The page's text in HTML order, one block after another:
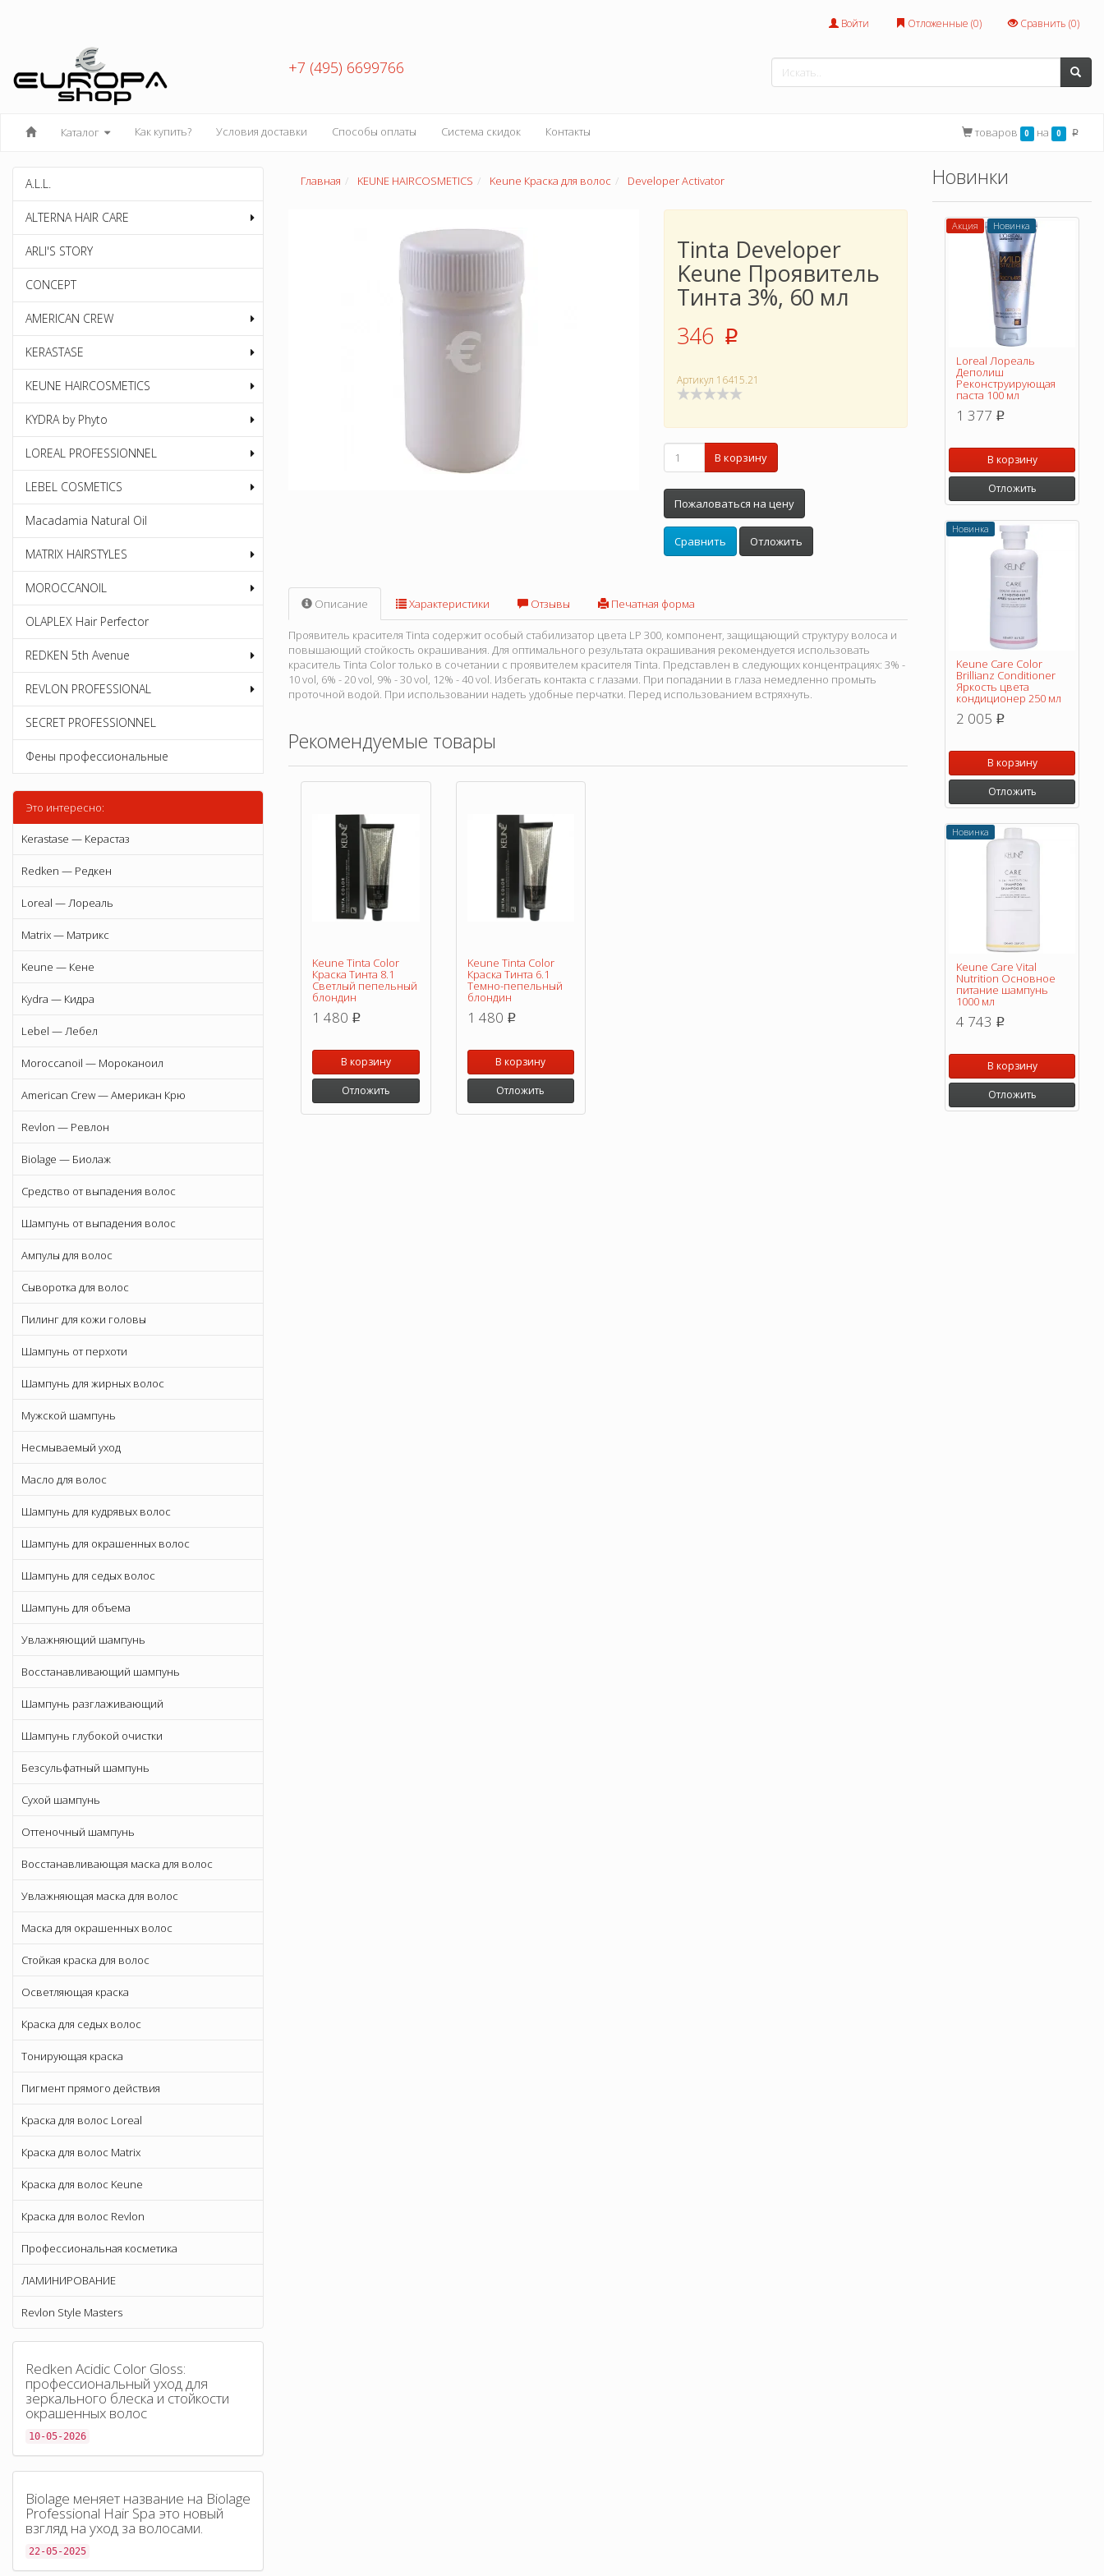
Войти Отложенные (0) Сравнить (0)
+7 (495) 6699766
Каталог Как купить? Условия доставки Способы оплаты Система скидок Контакты товаров 0 на 0 p
A.L.L.
ALTERNA HAIR CARE
ARLI'S STORY
CONCEPT
AMERICAN CREW
KERASTASE
KEUNE HAIRCOSMETICS
KYDRA by Phyto
LOREAL PROFESSIONNEL
LEBEL COSMETICS
Macadamia Natural Oil
MATRIX HAIRSTYLES
MOROCCANOIL
OLAPLEX Hair Perfector
REDKEN 5th Avenue
REVLON PROFESSIONAL
SECRET PROFESSIONNEL
Фены профессиональные
Это интересно:
Kerastase — Керастаз
Redken — Редкен
Loreal — Лореаль
Matrix — Матрикс
Keune — Кене
Kydra — Кидра
Lebel — Лебел
Moroccanoil — Мороканоил
American Crew — Американ Крю
Revlon — Ревлон
Biolage — Биолаж
Средство от выпадения волос
Шампунь от выпадения волос
Ампулы для волос
Сыворотка для волос
Пилинг для кожи головы
Шампунь от перхоти
Шампунь для жирных волос
Мужской шампунь
Несмываемый уход
Масло для волос
Шампунь для кудрявых волос
Шампунь для окрашенных волос
Шампунь для седых волос
Шампунь для объема
Увлажняющий шампунь
Восстанавливающий шампунь
Шампунь разглаживающий
Шампунь глубокой очистки
Безсульфатный шампунь
Сухой шампунь
Оттеночный шампунь
Восстанавливающая маска для волос
Увлажняющая маска для волос
Маска для окрашенных волос
Стойкая краска для волос
Осветляющая краска
Краска для седых волос
Тонирующая краска
Пигмент прямого действия
Краска для волос Loreal
Краска для волос Matrix
Краска для волос Keune
Краска для волос Revlon
Профессиональная косметика
ЛАМИНИРОВАНИЕ
Revlon Style Masters
Redken Acidic Color Gloss:
профессиональный уход для
зеркального блеска и стойкости
окрашенных волос
10-05-2026
Biolage меняет название на Biolage
Professional Hair Spa это новый
взгляд на уход за волосами.
22-05-2025
Главная KEUNE HAIRCOSMETICS Keune Краска для волос Developer Activator
Tinta Developer
Keune Проявитель
Тинта 3%, 60 мл
346 p
Артикул 16415.21
В корзину
Пожаловаться на цену
Сравнить Отложить
Описание Характеристики Отзывы Печатная форма
Проявитель красителя Tinta содержит особый стабилизатор цвета LP 300, компонент, защищающий структуру волоса и
повышающий стойкость окрашивания. Для оптимального результата окрашивания рекомендуется использовать
краситель Tinta Color только в сочетании с проявителем красителя Tinta. Представлен в следующих концентрациях: 3% -
10 vol, 6% - 20 vol, 9% - 30 vol, 12% - 40 vol. Избегать контакта с глазами. При попадании в глаза немедленно промыть
проточной водой. При использовании надеть удобные перчатки. Перед использованием встряхнуть.
Рекомендуемые товары
Keune Tinta Color
Краска Тинта 8.1
Светлый пепельный
блондин
1 480 p
В корзину
Отложить
Keune Tinta Color
Краска Тинта 6.1
Темно-пепельный
блондин
1 480 p
В корзину
Отложить
Новинки
Акция Новинка
Loreal Лореаль
Деполиш
Реконструирующая
паста 100 мл
1 377 p
В корзину
Отложить
Новинка
Keune Care Color
Brillianz Conditioner
Яркость цвета
кондиционер 250 мл
2 005 p
В корзину
Отложить
Новинка
Keune Care Vital
Nutrition Основное
питание шампунь
1000 мл
4 743 p
В корзину
Отложить